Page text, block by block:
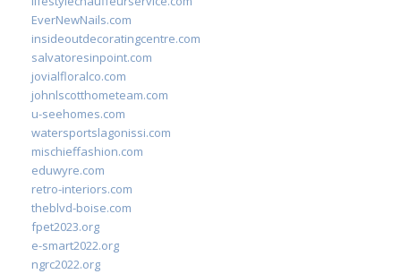
EverNewNails.com
insideoutdecoratingcentre.com
salvatoresinpoint.com
jovialfloralco.com
johnlscotthometeam.com
u-seehomes.com
watersportslagonissi.com
mischieffashion.com
eduwyre.com
retro-interiors.com
theblvd-boise.com
fpet2023.org
e-smart2022.org
ngrc2022.org